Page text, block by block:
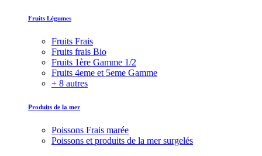
Fruits Légumes
Fruits Frais
Fruits frais Bio
Fruits 1ère Gamme 1/2
Fruits 4eme et 5eme Gamme
+ 8 autres
Produits de la mer
Poissons Frais marée
Poissons et produits de la mer surgelés